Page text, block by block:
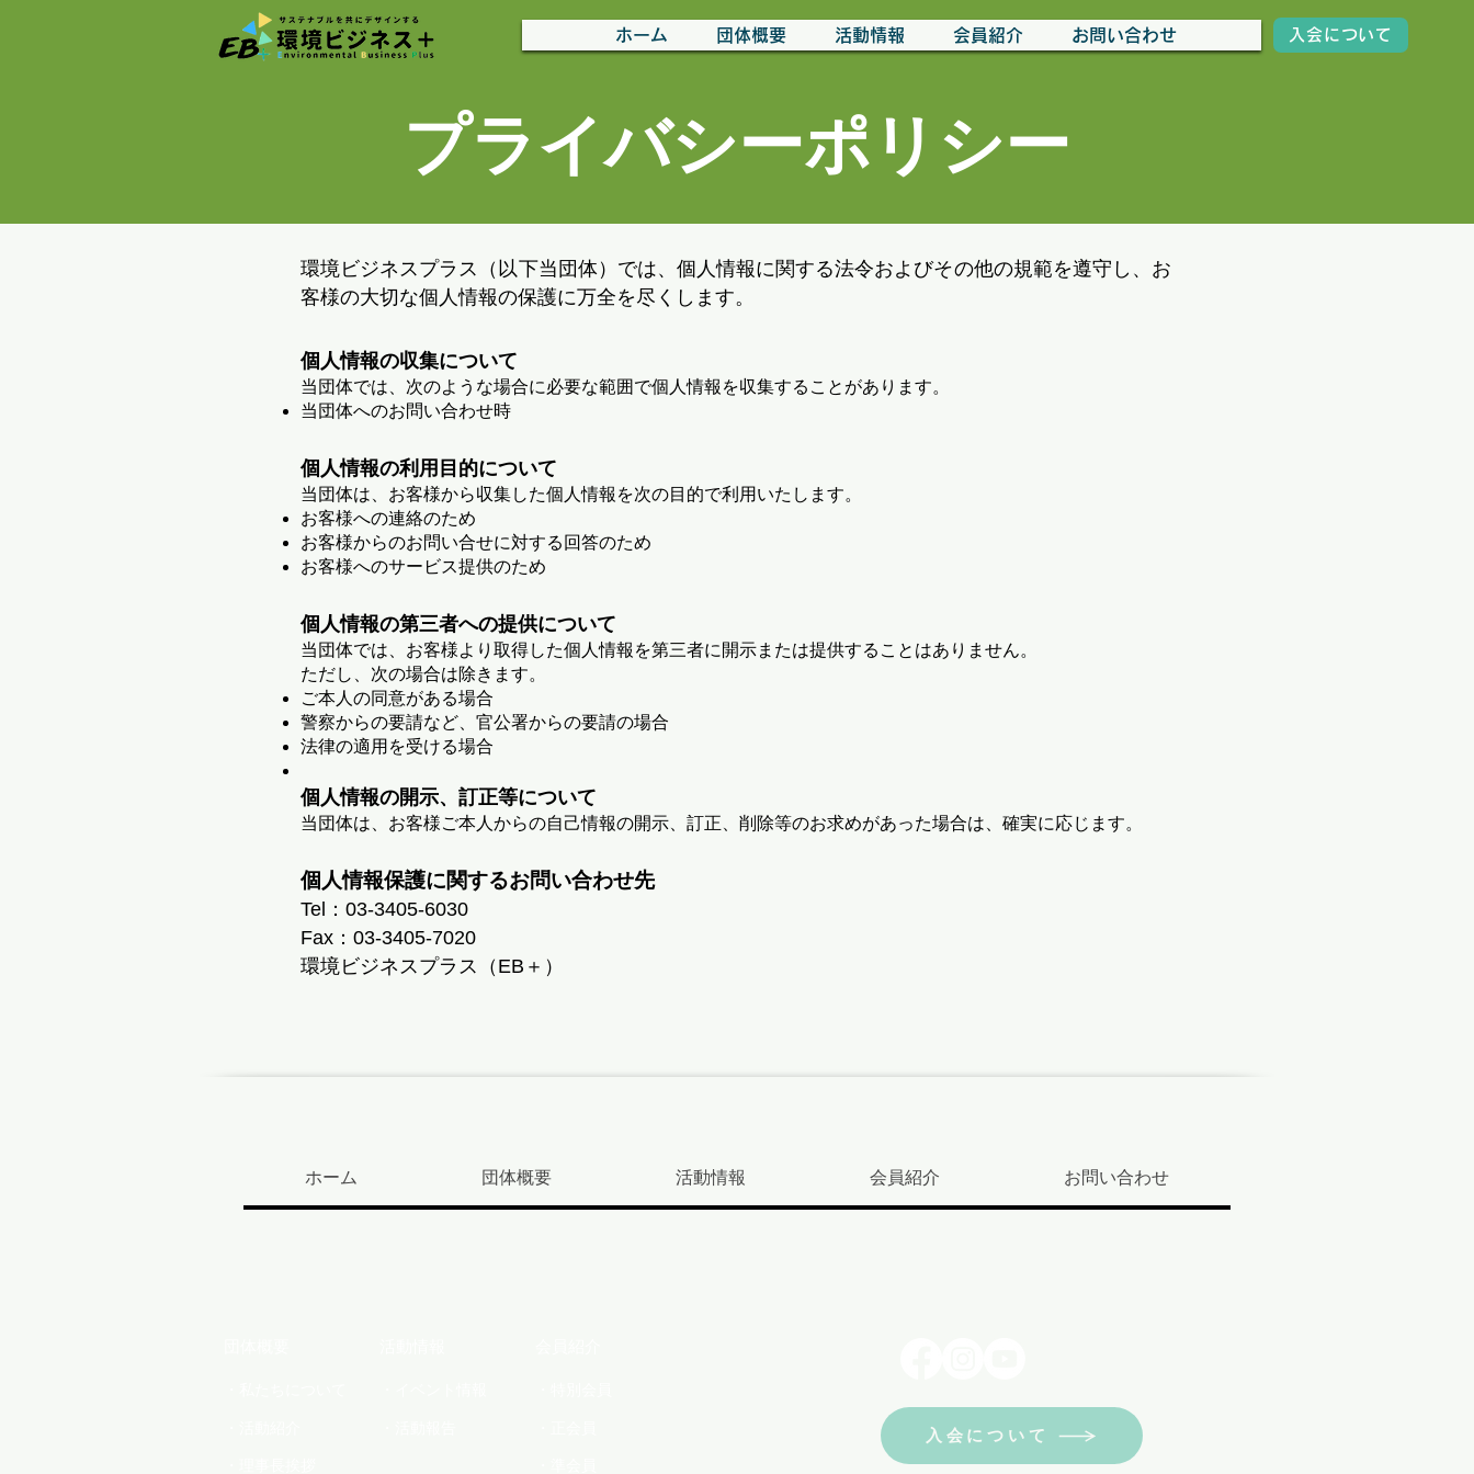
ホーム 団体概要 活動情報 会員紹介 お問い合わせ 入会について
プライバシーポリシー
環境ビジネスプラス（以下当団体）では、 個人情報に関する法令およびその他の規範を遵守し 、 お
客様の大切な個人情報の保護に万全を尽くします。
個人情報の収集について
当団体では、次のような場合に必要な範囲で個人情報を収集することがあります。
当団体へのお問い合わせ時
個人情報の利用目的について
当団体は、お客様から収集した個人情報を次の目的で利用いたします。
お客様への連絡のため
お客様からのお問い合せに対する回答のため
お客様へのサービス提供のため
個人情報の第三者への提供について
当団体では、お客様より取得した個人情報を第三者に開示または提供することはありません。
ただし、次の場合は除きます。
ご本人の同意がある場合
警察からの要請など、官公署からの要請の場合
法律の適用を受ける場合
個人情報の開示、訂正等について
当団体は、お客様ご本人からの自己情報の開示、訂正、削除等のお求めがあった場合は、確実に応じます。
個人情報保護に関するお問い合わせ先
Tel：03-3405-6030
Fax：03-3405-7020
環境ビジネスプラス（EB＋）
ホーム 団体概要 活動情報 会員紹介 お問い合わせ
入会について